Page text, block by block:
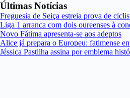
Últimas Notícias
Freguesia de Seiça estreia prova de
Liga 1 arranca com dois oureenses à
Novo Fátima apresenta-se aos adeptos
Alice já prepara o Europeu: fatimense
Jéssica Pastilha assina por emblema